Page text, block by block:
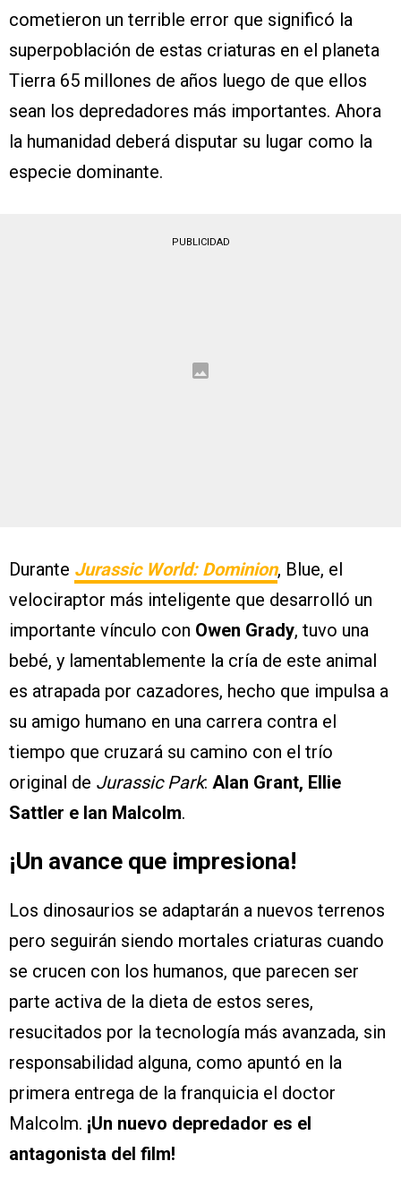
cometieron un terrible error que significó la
superpoblación de estas criaturas en el planeta
Tierra 65 millones de años luego de que ellos
sean los depredadores más importantes. Ahora
la humanidad deberá disputar su lugar como la
especie dominante.
PUBLICIDAD
Durante Jurassic World: Dominion, Blue, el
velociraptor más inteligente que desarrolló un
importante vínculo con Owen Grady, tuvo una
bebé, y lamentablemente la cría de este animal
es atrapada por cazadores, hecho que impulsa a
su amigo humano en una carrera contra el
tiempo que cruzará su camino con el trío
original de Jurassic Park: Alan Grant, Ellie
Sattler e Ian Malcolm.
¡Un avance que impresiona!
Los dinosaurios se adaptarán a nuevos terrenos
pero seguirán siendo mortales criaturas cuando
se crucen con los humanos, que parecen ser
parte activa de la dieta de estos seres,
resucitados por la tecnología más avanzada, sin
responsabilidad alguna, como apuntó en la
primera entrega de la franquicia el doctor
Malcolm. ¡Un nuevo depredador es el
antagonista del film!